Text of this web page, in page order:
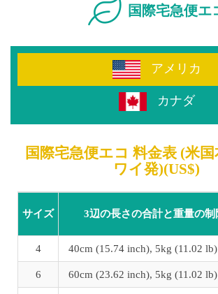
国際宅急便エ
アメリカ
カナダ
国際宅急便エコ 料金表 (米
ワイ発)(US$)
サイズ 3辺の長さの合計と重量の制
4 40cm (15.74 inch), 5kg (11.02
6 60cm (23.62 inch), 5kg (11.02